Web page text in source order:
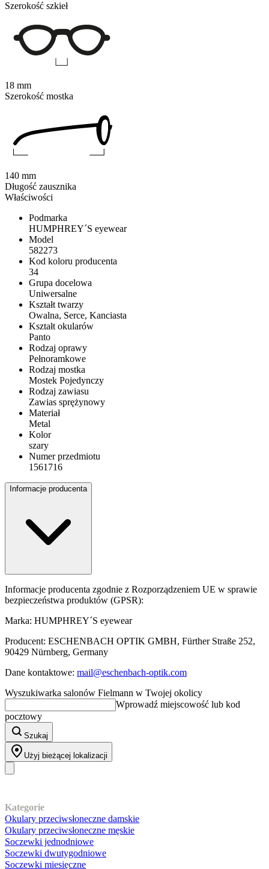
Właściwości
Podmarka
HUMPHREY´S eyewear
Model
582273
Kod koloru producenta
34
Grupa docelowa
Uniwersalne
Kształt twarzy
Owalna, Serce, Kanciasta
Kształt okularów
Panto
Rodzaj oprawy
Pełnoramkowe
Rodzaj mostka
Mostek Pojedynczy
Rodzaj zawiasu
Zawias sprężynowy
Materiał
Metal
Kolor
szary
Numer przedmiotu
1561716
Informacje producenta
Informacje producenta zgodnie z Rozporządzeniem UE w sprawie
bezpieczeństwa produktów (GPSR):
Marka: HUMPHREY´S eyewear
Producent: ESCHENBACH OPTIK GMBH, Fürther Straße 252,
90429 Nürnberg, Germany
Dane kontaktowe: mail@eschenbach-optik.com
Szerokość szkieł
18 mm
Szerokość mostka
140 mm
Długość zausznika
Wyszukiwarka salonów Fielmann w Twojej okolicy
Wprowadź miejscowość lub kod
pocztowy
Szukaj
Użyj bieżącej lokalizacji
Kategorie
Okulary przeciwsłoneczne damskie
Okulary przeciwsłoneczne męskie
Soczewki jednodniowe
Soczewki dwutygodniowe
Soczewki miesięczne